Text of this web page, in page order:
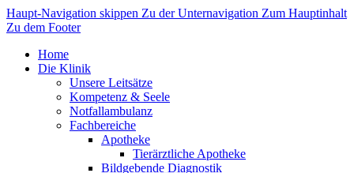
Haupt-Navigation skippen Zu der Unternavigation Zum Hauptinhalt
Zu dem Footer
Home
Die Klinik
Unsere Leitsätze
Kompetenz & Seele
Notfallambulanz
Fachbereiche
Apotheke
Tierärztliche Apotheke
Bildgebende Diagnostik